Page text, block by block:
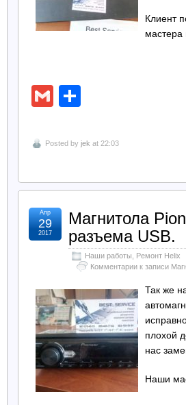
Клиент
мастера
Gmail
Posted by jek at 22:03
Магнитола
разъема USB.
Наши работы
Ремонт Helix
Комментарии к записи
Апр
29
2017
Так же
плохой
нас
Наши